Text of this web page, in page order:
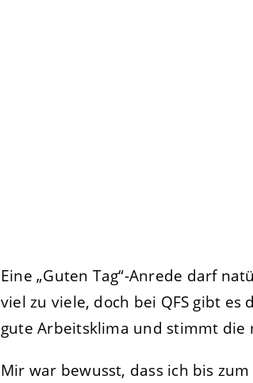
Eine „Guten Tag“-Anrede darf
viel zu viele, doch bei QFS gibt
gute Arbeitsklima und stimmt die
Mir war bewusst, dass ich bis